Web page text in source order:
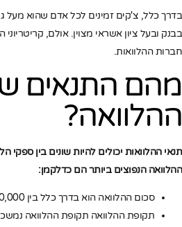
בבנק ובעל ציון אשראי מצוין. אולם,
חברות ההלוואות.
מהם התנאים
ההלוואה?
תנאי ההלוואות יכולים להיות שונים בין ספקי
ההלוואה הנפוצים ביותר הם כדלקמן:
סכום ההלוואה הוא בדרך כלל בין 100,000 ש"ח.
תקופת ההלוואה תקופת ההלוואה